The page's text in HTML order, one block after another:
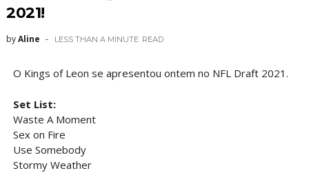
2021!
byAline LESS THAN A MINUTE READ
O Kings of Leon se apresentou ontem no NFL Draft 2021.
Set List:
Waste A Moment​
Sex on Fire​
Use Somebody​
Stormy Weather